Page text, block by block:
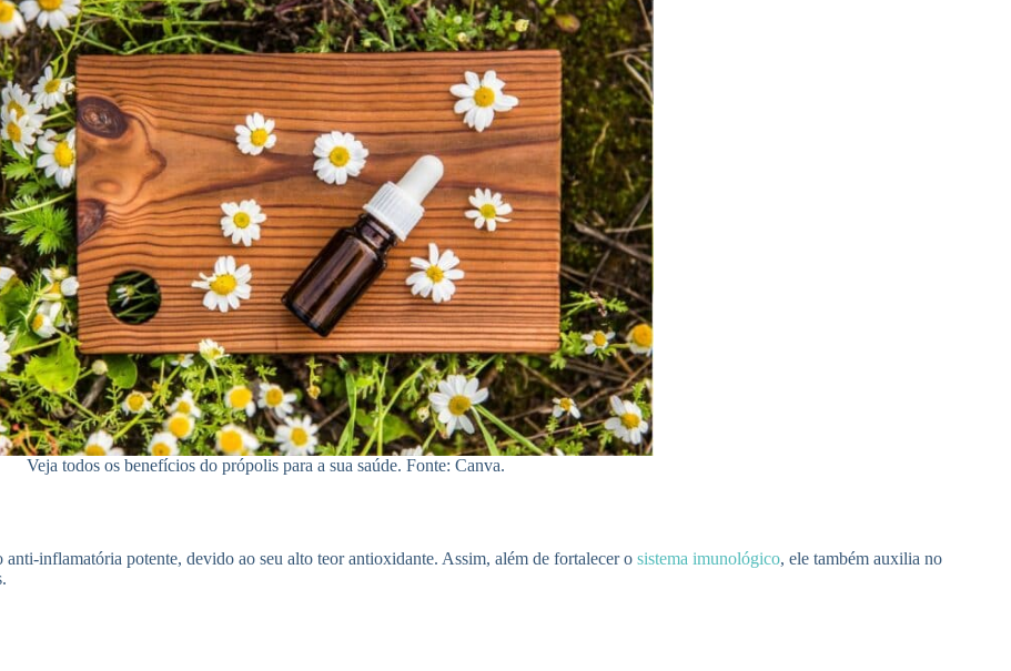
Veja todos os benefícios do própolis para a sua saúde. Fonte: Canva.
inflamatória potente, devido ao seu alto teor antioxidante. Assim, além de fortalecer o sistema imunológico, ele também auxilia no